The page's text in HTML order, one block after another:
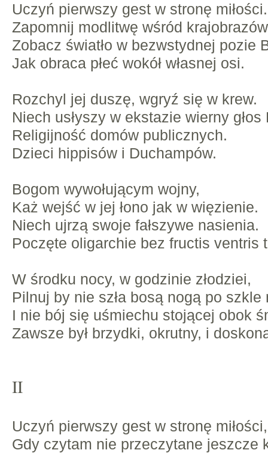
Uczyń pierwszy gest w stronę miłości.
Zapomnij modlitwę wśród
Zobacz światło w bezwstydnej pozie
Jak obraca płeć wokół własnej osi.
Rozchyl jej duszę, wgryź się w krew.
Niech usłyszy w ekstazie wierny głos
Religijność domów publicznych.
Dzieci hippisów i Duchampów.
Bogom wywołującym wojny,
Każ wejść w jej łono jak w więzienie.
Niech ujrzą swoje fałszywe nasienia.
Poczęte oligarchie bez fructis ventris
W środku nocy, w godzinie złodziei,
Pilnuj by nie szła bosą nogą po szkle
I nie bój się uśmiechu stojącej obok
Zawsze był brzydki, okrutny, i
II
Uczyń pierwszy gest w stronę miłości,
Gdy czytam nie przeczytane jeszcze